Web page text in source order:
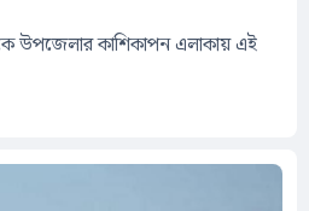
উপজেলার কাশিকাপন এলাকায় এই